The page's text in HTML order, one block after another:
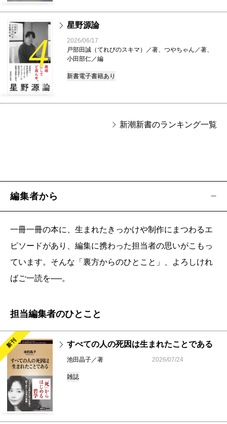
4
星野源論
2026/06/17
戸部田誠（てれびのスキマ）／著、つやちゃん／著、
小田部仁／編
新書電子書籍あり
新潮新書のランキング一覧
編集者から
一冊一冊の本に、生まれたきっかけや制作にまつわるエ
ピソードがあり、編集に携わった担当者の思いがこもっ
ています。そんな「裏方からのひとこと」、よろしけれ
ばご一読を──。
担当編集者のひとこと
新刊 すべての人の死因は生まれたことである
池田晶子／著 2026/07/24
雑誌